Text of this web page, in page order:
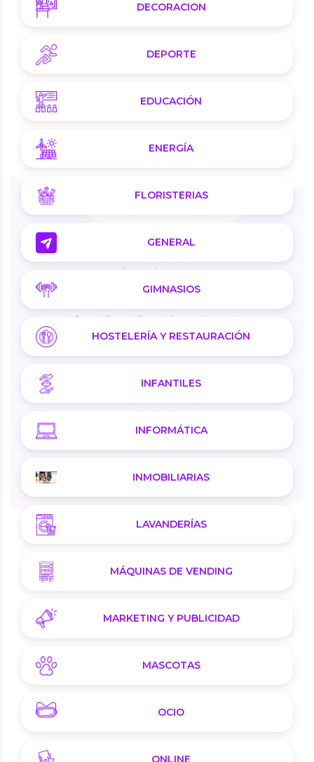
DECORACION
DEPORTE
EDUCACIÓN
ENERGÍA
FLORISTERIAS
GENERAL
GIMNASIOS
HOSTELERÍA Y RESTAURACIÓN
INFANTILES
INFORMÁTICA
INMOBILIARIAS
LAVANDERÍAS
MÁQUINAS DE VENDING
MARKETING Y PUBLICIDAD
MASCOTAS
OCIO
ONLINE